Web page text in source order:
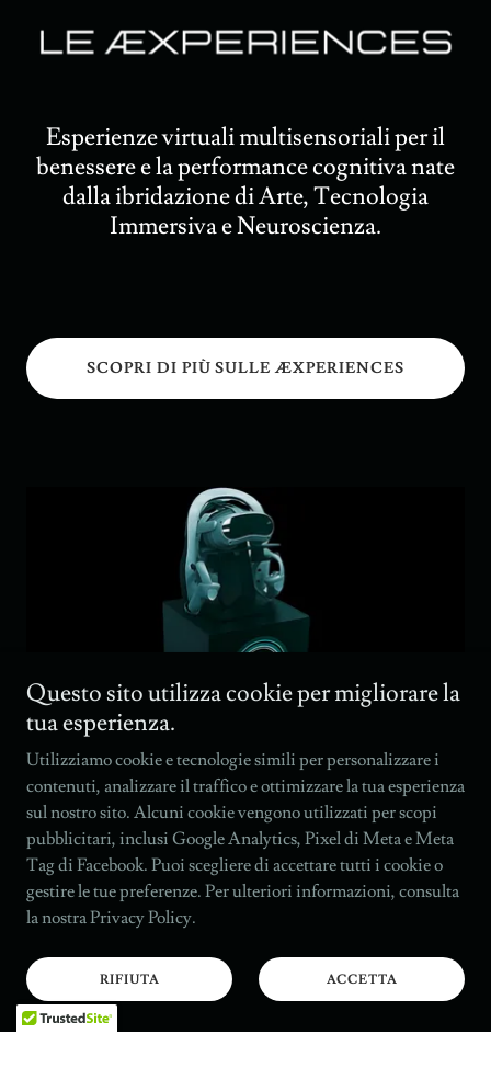
Esperienze virtuali multisensoriali per il
benessere e la performance cognitiva nate
dalla ibridazione di Arte, Tecnologia
Immersiva e Neuroscienza.
SCOPRI DI PIÙ SULLE ÆXPERIENCES
Questo sito utilizza cookie per migliorare la
tua esperienza.
Utilizziamo cookie e tecnologie simili per personalizzare i
contenuti, analizzare il traffico e ottimizzare la tua esperienza
sul nostro sito. Alcuni cookie vengono utilizzati per scopi
pubblicitari, inclusi Google Analytics, Pixel di Meta e Meta
Tag di Facebook. Puoi scegliere di accettare tutti i cookie o
gestire le tue preferenze. Per ulteriori informazioni, consulta
la nostra Privacy Policy.
RIFIUTA ACCETTA